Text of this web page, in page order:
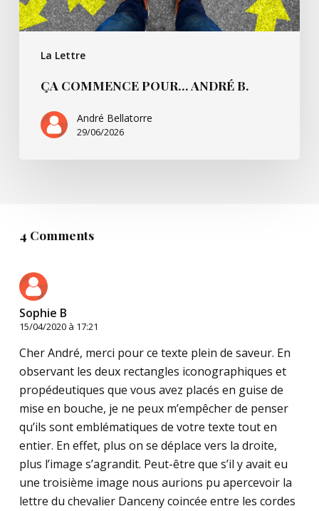
La Lettre
ÇA COMMENCE POUR… ANDRÉ B.
André Bellatorre
29/06/2026
4 Comments
Sophie B
15/04/2020 à 17:21
Cher André, merci pour ce texte plein de saveur. En
observant les deux rectangles iconographiques et
propédeutiques que vous avez placés en guise de
mise en bouche, je ne peux m’empêcher de penser
qu’ils sont emblématiques de votre texte tout en
entier. En effet, plus on se déplace vers la droite,
plus l’image s’agrandit. Peut-être que s’il y avait eu
une troisième image nous aurions pu apercevoir la
lettre du chevalier Danceny coincée entre les cordes